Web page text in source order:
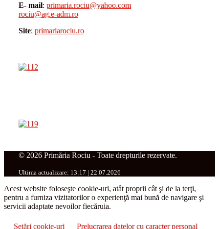
E- mail: primaria.rociu@yahoo.com
rociu@ag.e-adm.ro
Site: primariarociu.ro
© 2026 Primăria Rociu - Toate drepturile rezervate.
Ultima actualizare: 13:17 | 22.07.2026
Acest website foloseşte cookie-uri, atât proprii cât şi de la terţi,
pentru a furniza vizitatorilor o experienţă mai bună de navigare şi
servicii adaptate nevoilor fiecăruia.
Setări cookie-uri Prelucrarea datelor cu caracter personal